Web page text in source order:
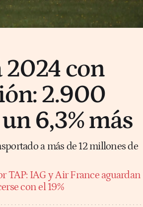
con
2.900
6,3% más
a más de 12 millones de
TAP: IAG y Air France aguardan
con el 19%